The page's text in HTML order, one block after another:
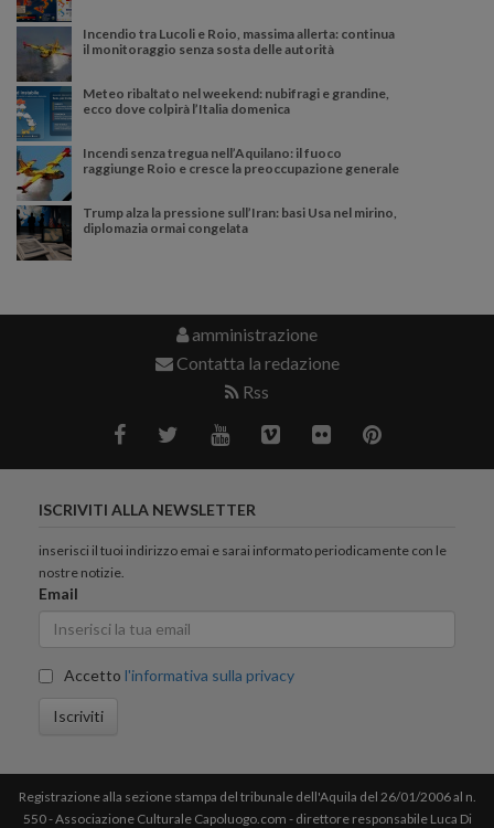
Incendio tra Lucoli e Roio, massima allerta: continua
il monitoraggio senza sosta delle autorità
Meteo ribaltato nel weekend: nubifragi e grandine,
ecco dove colpirà l’Italia domenica
Incendi senza tregua nell’Aquilano: il fuoco
raggiunge Roio e cresce la preoccupazione generale
Trump alza la pressione sull’Iran: basi Usa nel mirino,
diplomazia ormai congelata
amministrazione
Contatta la redazione
Rss
ISCRIVITI ALLA NEWSLETTER
inserisci il tuoi indirizzo emai e sarai informato periodicamente con le
nostre notizie.
Email
Accetto l'informativa sulla privacy
Iscriviti
Registrazione alla sezione stampa del tribunale dell'Aquila del 26/01/2006 al n.
550 - Associazione Culturale Capoluogo.com - direttore responsabile Luca Di